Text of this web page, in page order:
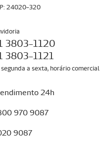
24020-320
3803-1120
3803-1121
a sexta, horário comercial
24h
970 9087
9087